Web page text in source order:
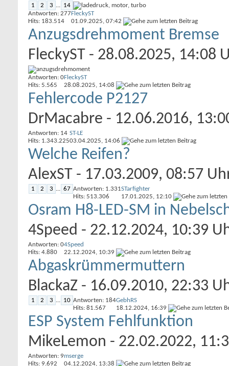
1 2 3 ... 14
Antworten: 277
Hits: 183.514
FleckyST
01.09.2025, 07:42
Anzugsdrehmoment Bremse
FleckyST - 28.08.2025, 14:08
Antworten: 0
Hits: 5.565
FleckyST
28.08.2025, 14:08
Fehlercode P2127
DrMacabre - 12.06.2016,
Antworten: 14
Hits: 1.343.225
ST-LE
03.04.2025, 14:06
Welche Reifen?
AlexST - 17.03.2009, 08:57
1 2 3 ... 67 Antworten: 1.331
Hits: 513.306
STarfighter
17.01.2025, 12:10
Osram H8-LED-SM in
4Speed - 22.12.2024, 10:39
Antworten: 0
Hits: 4.880
4Speed
22.12.2024, 10:39
Abgaskrümmermuttern
BlackaZ - 16.09.2010, 22:33
1 2 3 ... 10 Antworten: 184
Hits: 81.567
GebhRS
18.12.2024, 16:39
ESP System Fehlfunktion
MikeLemon - 22.02.2022,
Antworten: 9
Hits: 9.692
mserge
04.12.2024, 13:38